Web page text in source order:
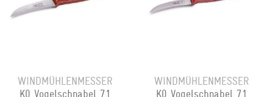
WINDMÜHLENMESSER
K0 Vogelschnabel 71
WINDMÜHLENMESSER
K0 Vogelschnabel 71